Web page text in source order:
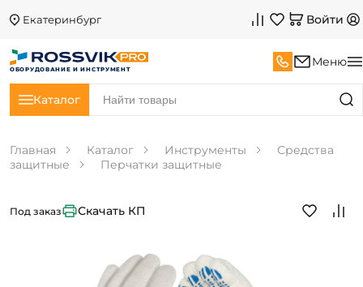
Екатеринбург Войти
ОБОРУДОВАНИЕ И ИНСТРУМЕНТ
Меню
Каталог
Главная Каталог Инструменты
Средства
защитные
Перчатки защитные
Под заказ Скачать КП